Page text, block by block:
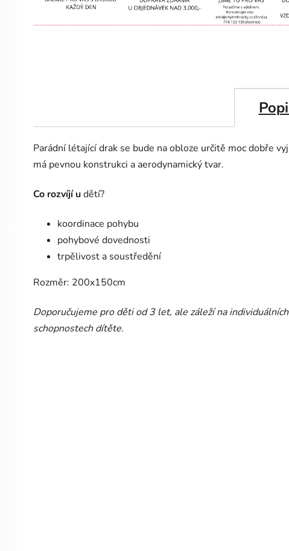
Parádní létající drak se bude na obloze určitě moc dobře
má pevnou konstrukci a aerodynamický tvar.
Co rozvíjí udětí?
koordinace pohybu
pohybové dovednosti
trpělivost a soustředění
Rozměr: 200x150cm
Doporučujeme pro děti od 3 let, ale záleží na individuálních
schopnostech dítěte.